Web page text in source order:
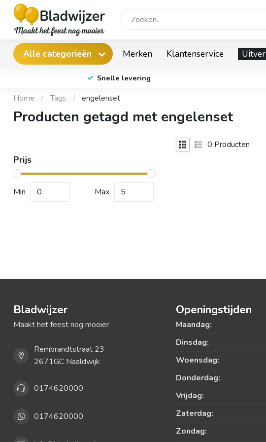
Alle categorieën Merken Klantenservice
Snelle levering
Home / Tags / engelenset
Producten getagd met engelenset
Prijs
Min Max
0 Producten
Bladwijzer
Maakt het feest nog mooier
Rembrandtstraat 23
2671GC Naaldwijk
0174620000
0174620000
Openingstijden
Maandag:
Dinsdag:
Woensdag:
Donderdag:
Vrijdag:
Zaterdag:
Zondag: